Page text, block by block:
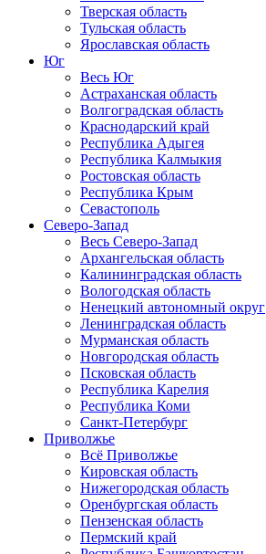
Тверская область
Тульская область
Ярославская область
Юг
Весь Юг
Астраханская область
Волгоградская область
Краснодарский край
Республика Адыгея
Республика Калмыкия
Ростовская область
Республика Крым
Севастополь
Северо-Запад
Весь Северо-Запад
Архангельская область
Калининградская область
Вологодская область
Ненецкий автономный округ
Ленинградская область
Мурманская область
Новгородская область
Псковская область
Республика Карелия
Республика Коми
Санкт-Петербург
Приволжье
Всё Приволжье
Кировская область
Нижегородская область
Оренбургская область
Пензенская область
Пермский край